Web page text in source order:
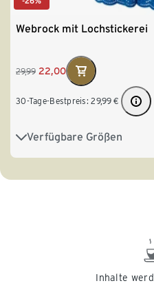
Webrock mit Lochstickerei
29,99 22,00
30-Tage-Bestpreis: 29,99 €
Verfügbare Größen
S 36/38 M 40/42
Inhalte